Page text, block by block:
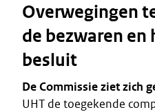
Overwegingen
de bezwaren en
besluit
De Commissie ziet zich
UHT de toegekende